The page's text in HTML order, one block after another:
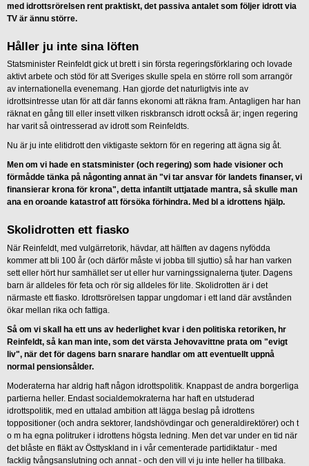
med idrottsrörelsen rent praktiskt, det passiva antalet som följer idrott via
TV är ännu större.
Håller ju inte sina löften
Statsminister Reinfeldt gick ut brett i sin första regeringsförklaring och lovade
aktivt arbete och stöd för att Sveriges skulle spela en större roll som arrangör
av internationella evenemang. Han gjorde det naturligtvis inte av
idrottsintresse utan för att där fanns ekonomi att räkna fram. Antagligen har han
räknat en gång till eller insett vilken riskbransch idrott också är; ingen regering
har varit så ointresserad av idrott som Reinfeldts.
Nu är ju inte elitidrott den viktigaste sektorn för en regering att ägna sig åt.
Men om vi hade en statsminister (och regering) som hade visioner och
förmådde tänka på någonting annat än "vi tar ansvar för landets finanser, vi
finansierar krona för krona", detta infantilt uttjatade mantra, så skulle man
ana en oroande katastrof att försöka förhindra. Med bl a idrottens hjälp.
Skolidrotten ett fiasko
När Reinfeldt, med vulgärretorik, hävdar, att hälften av dagens nyfödda
kommer att bli 100 år (och därför måste vi jobba till sjuttio) så har han varken
sett eller hört hur samhället ser ut eller hur varningssignalerna tjuter. Dagens
barn är alldeles för feta och rör sig alldeles för lite. Skolidrotten är i det
närmaste ett fiasko. Idrottsrörelsen tappar ungdomar i ett land där avstånden
ökar mellan rika och fattiga.
Så om vi skall ha ett uns av hederlighet kvar i den politiska retoriken, hr
Reinfeldt, så kan man inte, som det värsta Jehovavittne prata om "evigt
liv", när det för dagens barn snarare handlar om att eventuellt uppnå
normal pensionsålder.
Moderaterna har aldrig haft någon idrottspolitik. Knappast de andra borgerliga
partierna heller. Endast socialdemokraterna har haft en utstuderad
idrottspolitik, med en uttalad ambition att lägga beslag på idrottens
toppositioner (och andra sektorer, landshövdingar och generaldirektörer) och t
o m ha egna politruker i idrottens högsta ledning. Men det var under en tid när
det blåste en fläkt av Östtyskland in i vår cementerade partidiktatur - med
facklig tvångsanslutning och annat - och den vill vi ju inte heller ha tillbaka.